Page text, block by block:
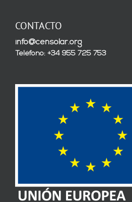
CONTACTO
info@censolar.org
Teléfono: +34 955 725 753